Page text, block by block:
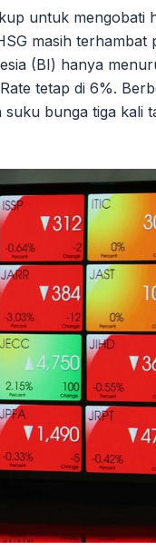
untuk mengobati
masih
(BI) hanya
tetap di 6%.
bunga tiga kali